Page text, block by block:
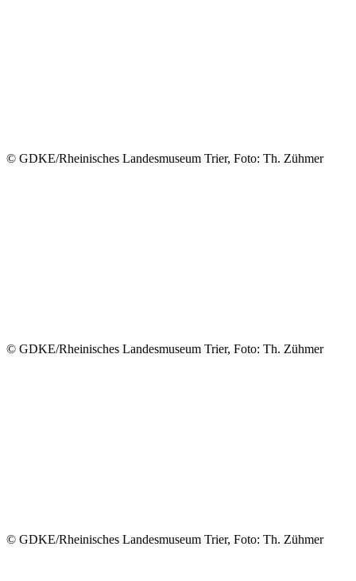
© GDKE/Rheinisches Landesmuseum Trier, Foto: Th. Zühmer
© GDKE/Rheinisches Landesmuseum Trier, Foto: Th. Zühmer
© GDKE/Rheinisches Landesmuseum Trier, Foto: Th. Zühmer